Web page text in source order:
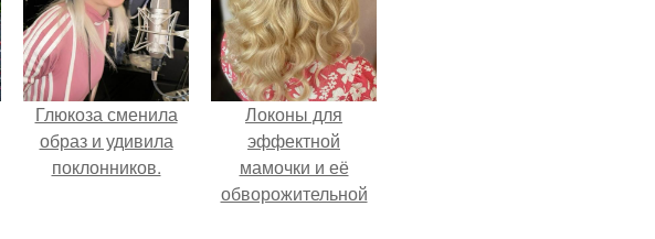
Глюкоза сменила
образ и удивила
поклонников.
Локоны для
эффектной
мамочки и её
обворожительной